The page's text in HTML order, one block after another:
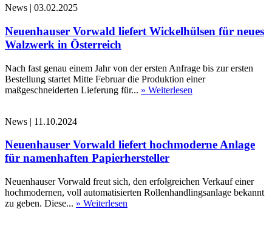
News | 03.02.2025
Neuenhauser Vorwald liefert Wickelhülsen für neues
Walzwerk in Österreich
Nach fast genau einem Jahr von der ersten Anfrage bis zur ersten
Bestellung startet Mitte Februar die Produktion einer
maßgeschneiderten Lieferung für... » Weiterlesen
News | 11.10.2024
Neuenhauser Vorwald liefert hochmoderne Anlage
für namenhaften Papierhersteller
Neuenhauser Vorwald freut sich, den erfolgreichen Verkauf einer
hochmodernen, voll automatisierten Rollenhandlingsanlage bekannt
zu geben. Diese... » Weiterlesen